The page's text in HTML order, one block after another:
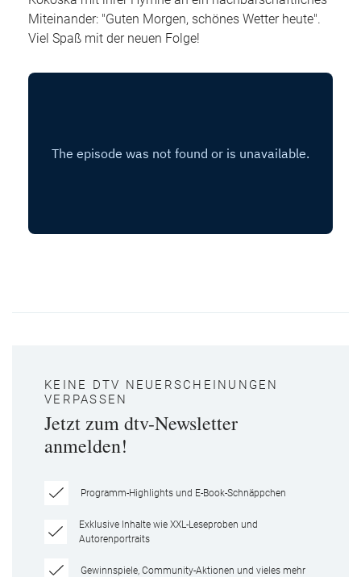
Miteinander: "Guten Morgen, schönes Wetter heute".
Viel Spaß mit der neuen Folge!
KEINE DTV NEUERSCHEINUNGEN
VERPASSEN
Jetzt zum dtv-Newsletter
anmelden!
Programm-Highlights und E-Book-Schnäppchen
Exklusive Inhalte wie XXL-Leseproben und
Autorenportraits
Gewinnspiele, Community-Aktionen und vieles mehr